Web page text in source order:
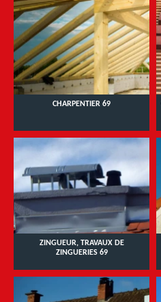
CHARPENTIER 69
ZINGUEUR, TRAVAUX DE
ZINGUERIES 69